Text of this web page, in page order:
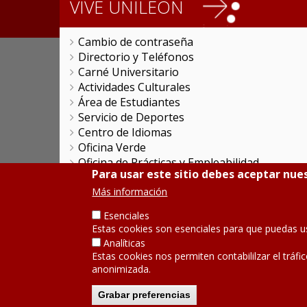
VIVE UNILEON
Cambio de contraseña
Directorio y Teléfonos
Carné Universitario
Actividades Culturales
Área de Estudiantes
Servicio de Deportes
Centro de Idiomas
Oficina Verde
Oficina de Prácticas y Empleabilidad
Colegio Mayor San Isidoro
Colegio Mayor 'La Tebaida'
Servicios Universitarios Generales
Promociones Comerciales
Objetivos de Desarrollo Sostenible
Servicio de Publicaciones
SÍGUENOS
Para usar este sitio debes aceptar
Más información
Esenciales
Estas cookies son esenciales para que puedas
Analíticas
Estas cookies nos permiten contabililzar el
anonimizada.
Grabar preferencias